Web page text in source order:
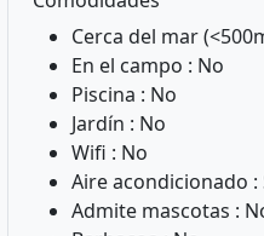
Cerca del mar
En el campo : No
Piscina : No
Jardín : No
Wifi : No
Aire acondicionado :
Admite mascotas :